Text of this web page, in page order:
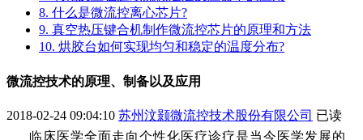
8. 什么是微流控离心芯片?
9. 真空热压键合机制作微流控芯片的原理和方法
10. 烘胶台如何实现均匀和稳定的温度分布?
微流控技术的原理、制备以及应用
2018-02-24 09:04:10 苏州汶颢微流控技术股份有限公司 已读
临床医学全面走向个性化医疗诊疗是当今医学发展的